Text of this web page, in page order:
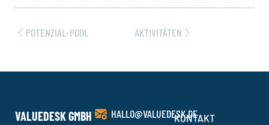
POTENZIAL-POOL AKTIVITÄTEN
VALUEDESK GMBH
HALLO@VALUEDESK.DE
KONTAKT